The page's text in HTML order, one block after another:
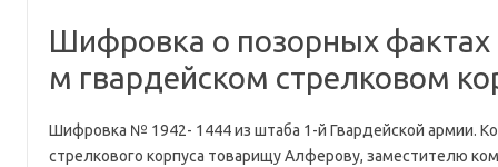
Шифровка о позорных фактах
м гвардейском стрелковом
Шифровка № 1942- 1444 из штаба 1-й Гвардейской армии.
стрелкового корпуса товарищу Алферову, заместителю